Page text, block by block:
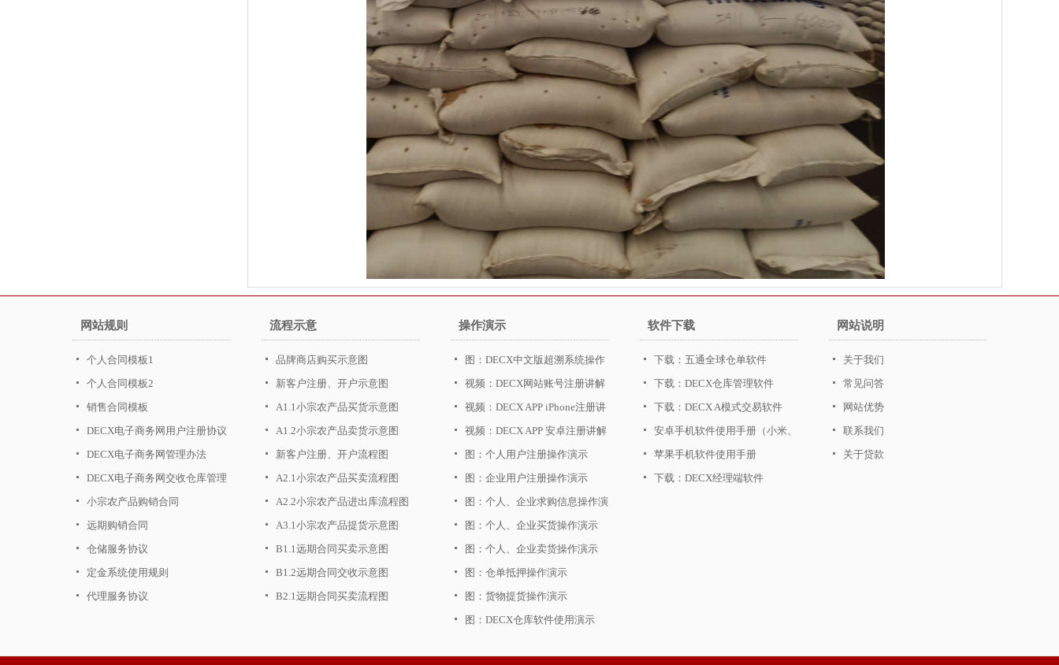
网站规则
个人合同模板1
个人合同模板2
销售合同模板
DECX电子商务网用户注册协议
DECX电子商务网管理办法
DECX电子商务网交收仓库管理
办法
小宗农产品购销合同
远期购销合同
仓储服务协议
定金系统使用规则
代理服务协议
流程示意
品牌商店购买示意图
新客户注册、开户示意图
A1.1小宗农产品买货示意图
A1.2小宗农产品卖货示意图
新客户注册、开户流程图
A2.1小宗农产品买卖流程图
A2.2小宗农产品进出库流程图
A3.1小宗农产品提货示意图
B1.1远期合同买卖示意图
B1.2远期合同交收示意图
B2.1远期合同买卖流程图
操作演示
图：DECX中文版超溯系统操作
图解
视频：DECX网站账号注册讲解
视频：DECX APP iPhone注册讲
解
视频：DECX APP 安卓注册讲解
图：个人用户注册操作演示
图：企业用户注册操作演示
图：个人、企业求购信息操作演
示
图：个人、企业买货操作演示
图：个人、企业卖货操作演示
图：仓单抵押操作演示
图：货物提货操作演示
图：DECX仓库软件使用演示
软件下载
下载：五通全球仓单软件
下载：DECX仓库管理软件
下载：DECX A模式交易软件
安卓手机软件使用手册（小米、
华为、三星、HTC等安卓手机）
苹果手机软件使用手册
下载：DECX经理端软件
网站说明
关于我们
常见问答
网站优势
联系我们
关于贷款